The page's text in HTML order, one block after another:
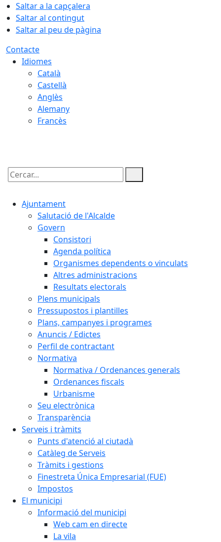
Saltar a la capçalera
Saltar al contingut
Saltar al peu de pàgina
Contacte
Idiomes
Català
Castellà
Anglès
Alemany
Francès
Cercar:
Ajuntament
Salutació de l'Alcalde
Govern
Consistori
Agenda política
Organismes dependents o vinculats
Altres administracions
Resultats electorals
Plens municipals
Pressupostos i plantilles
Plans, campanyes i programes
Anuncis / Edictes
Perfil de contractant
Normativa
Normativa / Ordenances generals
Ordenances fiscals
Urbanisme
Seu electrònica
Transparència
Serveis i tràmits
Punts d'atenció al ciutadà
Catàleg de Serveis
Tràmits i gestions
Finestreta Única Empresarial (FUE)
Impostos
El municipi
Informació del municipi
Web cam en directe
La vila